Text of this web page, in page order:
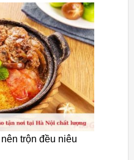
trộn đều niêu